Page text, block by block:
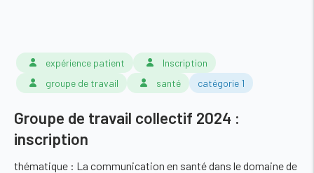
expérience patient
Inscription
groupe de travail
santé catégorie 1
Groupe de travail collectif 2024 :
inscription
thématique : La communication en santé dans le domaine de